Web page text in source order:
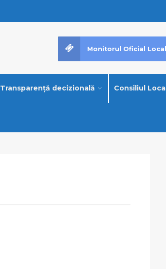
Transparență decizională Consiliul Local
Monitorul Oficial Local